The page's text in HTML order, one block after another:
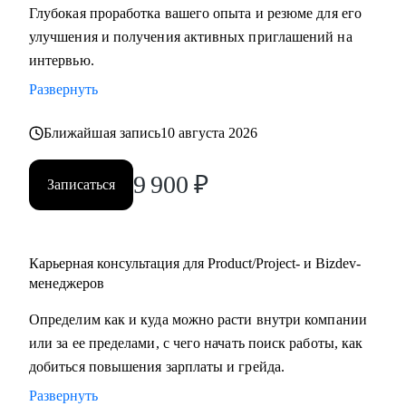
С чем помогу:
• Создать качественное резюме «с нуля» или
скорректировать имеющееся с учетом карьерных целей.
• Подготовиться к интервью, грамотно презентовать опыт
и сформулировать ответы на сложные
вопросы.
• Сделать ревью ваших текущих навыков и наметить
manager-a.
• Продактам от junior до lead расскажу, как улучшать
продуктом.
Кому могу помочь:
• Тем, кто хочет войти в IT и начать строить карьеру с нуля,
Глубокая проработка вашего опыта и резюме для его
улучшения и получения активных приглашений на
интервью.
Развернуть
Ближайшая запись10 августа 2026
Записаться 9 900 ₽
Карьерная консультация для Product/Project- и Bizdev-
менеджеров
Определим как и куда можно расти внутри компании
или за ее пределами, с чего начать поиск работы, как
добиться повышения зарплаты и грейда.
Развернуть